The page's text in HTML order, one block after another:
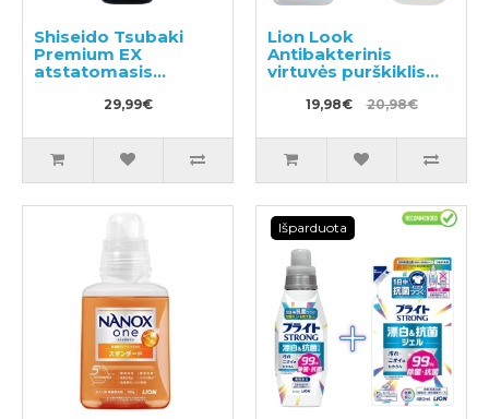
Shiseido Tsubaki
Premium EX
atstatomasis
šampūnas
pažeistiems
29,99€
Lion Look
Antibakterinis
virtuvės purškiklis
300ml + papildymas
300ml19,98€ 20,98€
Išparduota